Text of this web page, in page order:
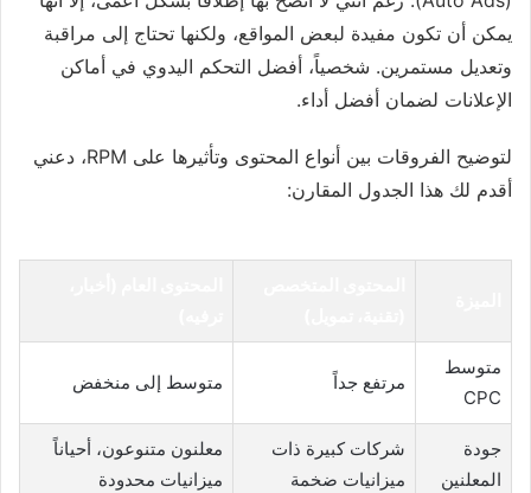
يمكن أن تكون مفيدة لبعض المواقع، ولكنها تحتاج إلى مراقبة
وتعديل مستمرين. شخصياً، أفضل التحكم اليدوي في أماكن
الإعلانات لضمان أفضل أداء.
لتوضيح الفروقات بين أنواع المحتوى وتأثيرها على RPM، دعني
أقدم لك هذا الجدول المقارن:
متوسط
CPC
مرتفع جداً متوسط إلى منخفض
جودة
المعلنين
شركات كبيرة ذات
ميزانيات ضخمة
معلنون متنوعون، أحياناً
ميزانيات محدودة